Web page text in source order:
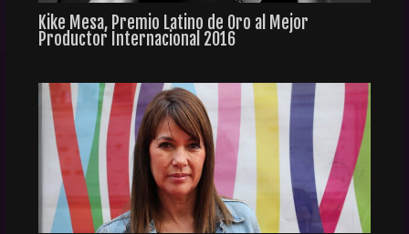
Kike Mesa, Premio Latino de Oro al Mejor
Productor Internacional 2016